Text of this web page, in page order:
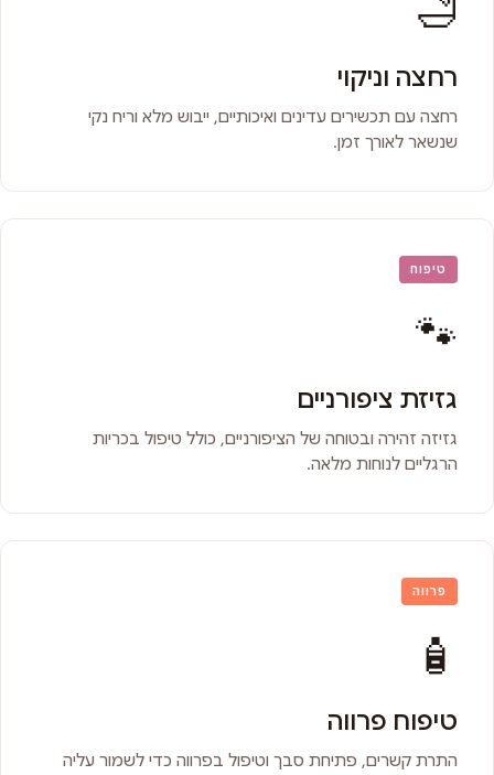
🛁
רחצה וניקוי
רחצה עם תכשירים עדינים ואיכותיים, ייבוש מלא וריח נקי
שנשאר לאורך זמן.
טיפוח
🐾
גזיזת ציפורניים
גזיזה זהירה ובטוחה של הציפורניים, כולל טיפול בכריות
הרגליים לנוחות מלאה.
פרווה
🧴
טיפוח פרווה
התרת קשרים, פתיחת סבך וטיפול בפרווה כדי לשמור עליה